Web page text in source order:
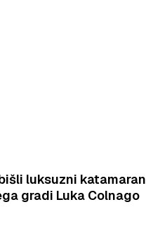
luksuzni katamaran
gradi Luka Colnago